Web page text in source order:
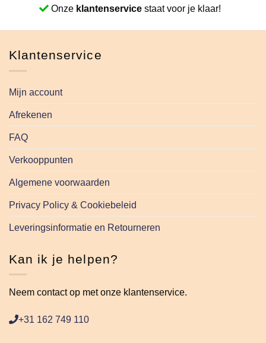
Onze klantenservice staat voor je klaar!
Klantenservice
Mijn account
Afrekenen
FAQ
Verkooppunten
Algemene voorwaarden
Privacy Policy & Cookiebeleid
Leveringsinformatie en Retourneren
Kan ik je helpen?
Neem contact op met onze klantenservice.
+31 162 749 110